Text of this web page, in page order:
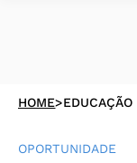
HOME>EDUCAÇÃO
OPORTUNIDADE